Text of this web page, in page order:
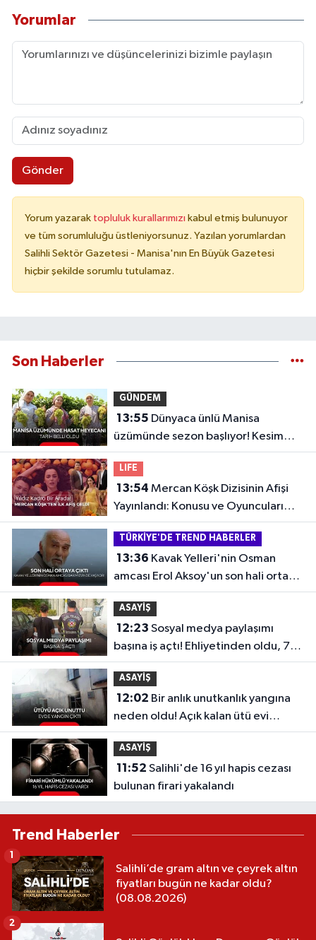
Yorumlar
Gönder
Yorum yazarak topluluk kurallarımızı kabul etmiş bulunuyor
ve tüm sorumluluğu üstleniyorsunuz. Yazılan yorumlardan
Salihli Sektör Gazetesi - Manisa'nın En Büyük Gazetesi
hiçbir şekilde sorumlu tutulamaz.
Son Haberler
GÜNDEM
13:55
üzümünde sezon başlıyor! Kesim
tarihi belli oldu
LIFE
13:54
Yayınlandı: Konusu ve Oyuncuları
Belli Oldu
TÜRKİYE'DE TREND HABERLER
13:36
amcası Erol Aksoy'un son hali ortaya
çıktı
ASAYİŞ
12:23
başına iş açtı! Ehliyetinden oldu, 72
bin TL ceza kesildi | İşte o paylaşım
ASAYİŞ
12:02
neden oldu! Açık kalan ütü evi
dumana boğdu
ASAYİŞ
11:52
bulunan firari yakalandı
Trend Haberler
Salihli’de gram altın ve çeyrek altın
fiyatları bugün ne kadar oldu?
(08.08.2026)
2